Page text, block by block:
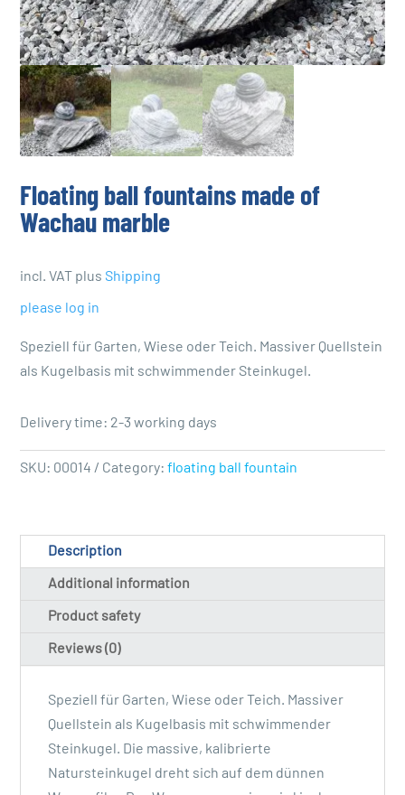
Floating ball fountains made of
Wachau marble
incl. VAT plus Shipping
please log in
Speziell für Garten, Wiese oder Teich. Massiver Quellstein
als Kugelbasis mit schwimmender Steinkugel.
Delivery time: 2-3 working days
SKU: 00014 Category:floating ball fountain
Description
Additional information
Product safety
Reviews (0)
Speziell für Garten, Wiese oder Teich. Massiver
Quellstein als Kugelbasis mit schwimmender
Steinkugel. Die massive, kalibrierte
Natursteinkugel dreht sich auf dem dünnen